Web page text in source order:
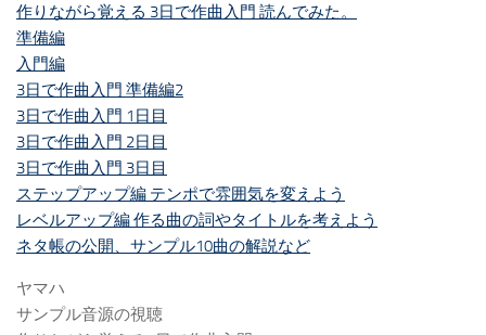
作りながら覚える 3日で作曲入門 読んでみた。
準備編
入門編
3日で作曲入門 準備編2
3日で作曲入門 1日目
3日で作曲入門 2日目
3日で作曲入門 3日目
ステップアップ編 テンポで雰囲気を変えよう
レベルアップ編 作る曲の詞やタイトルを考えよう
ネタ帳の公開、サンプル10曲の解説など
ヤマハ
サンプル音源の視聴